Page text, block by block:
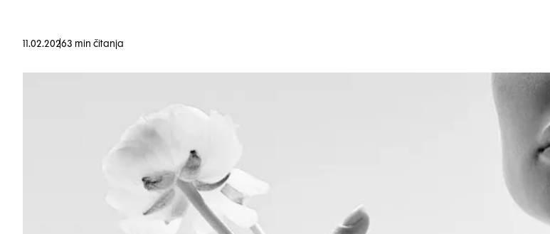
11.02.20263 min čitanja